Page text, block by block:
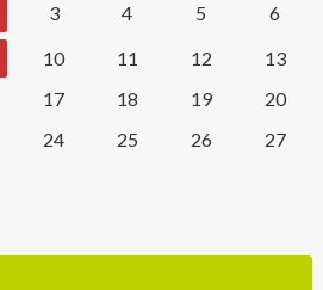
3 4 5
6
10 11 12
13
17 18 19
20
24 25 26
27